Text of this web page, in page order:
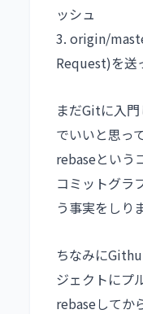
ッシュ
3. origin/
Request)を送
まだGitに入
でいいと思っ
rebaseという
コミットグラ
う事実をしり
ちなみに
ジェクトにプ
rebaseしてか